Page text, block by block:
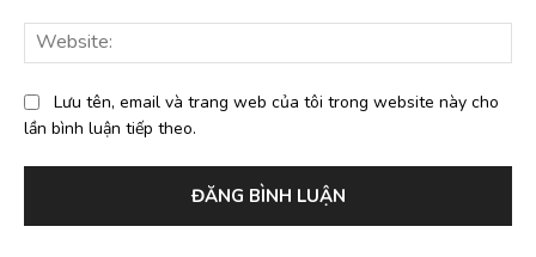
Lưu tên, email và trang web của tôi trong website này cho
lần bình luận tiếp theo.